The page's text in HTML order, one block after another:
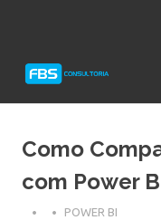
Protheus
Como
com Power
POWER BI